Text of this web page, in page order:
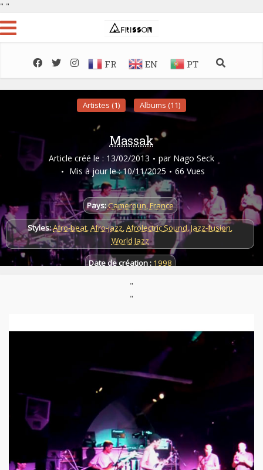
" "
FR EN PT
Artistes (1) Albums (11)
Massak
Article créé le : 13/02/2013 par Nago Seck
Mis à jour le : 10/11/2025
66 Vues
Pays:Cameroun,France
Styles:Afro-beat,Afro-jazz,Afrolectric Sound,Jazz-fusion,
World Jazz
Date de création : 1998
"
"